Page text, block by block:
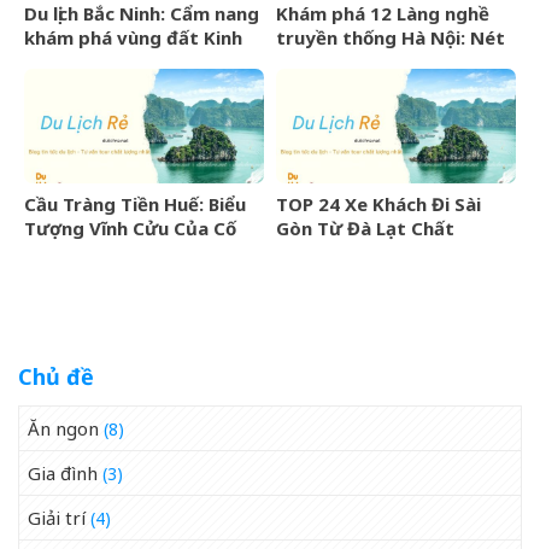
Du lịch Bắc Ninh: Cẩm nang
khám phá vùng đất Kinh
Khám phá 12 Làng nghề
truyền thống Hà Nội: Nét
Cầu Tràng Tiền Huế: Biểu
Tượng Vĩnh Cửu Của Cố
TOP 24 Xe Khách Đi Sài
Gòn Từ Đà Lạt Chất
Chủ đề
Ăn ngon (8)
Gia đình (3)
Giải trí(4)